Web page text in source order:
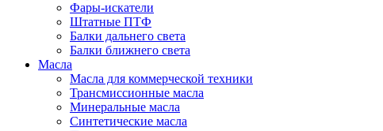
Фары-искатели
Штатные ПТФ
Балки дальнего света
Балки ближнего света
Масла
Масла для коммерческой техники
Трансмиссионные масла
Минеральные масла
Синтетические масла